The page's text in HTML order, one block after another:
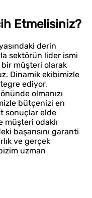
Etmelisiniz?
derin
sektörün lider ismi
bir müşteri olarak
Dinamik ekibimizle
ediyor,
olmanızı
bütçenizi en
sonuçlar elde
müşteri odaklı
başarısını garanti
ve gerçek
uzman